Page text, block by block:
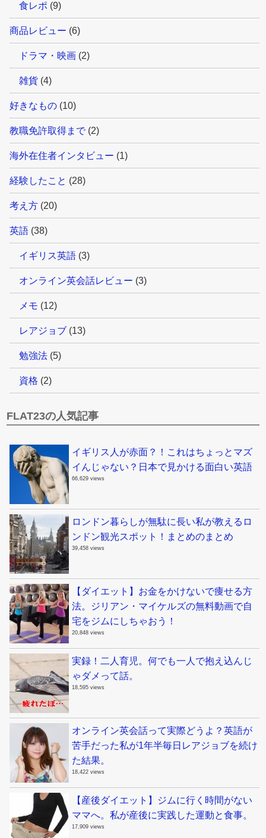
食レポ (9)
商品レビュー (6)
ドラマ・映画 (2)
雑貨 (4)
好きなもの (10)
教職免許取得まで(2)
海外在住者インタビュー (1)
経験したこと (28)
考え方 (20)
英語 (38)
イギリス英語 (3)
オンライン英会話レビュー (3)
メモ (12)
レアジョブ (13)
勉強法 (5)
資格 (2)
FLAT23の人気記事
イギリス人が赤面？！これはちょっとマズ
イんじゃない？日本で見かける面白い英語
66,629 views
ロンドン暮らしが無駄に長い私が教えるロ
ンドン観光スポット！まとめのまとめ
39,458 views
【ダイエット】お金をかけないで痩せる方
法。ジリアン・マイケルズの無料動画で自
宅をジムにしちゃおう！
20,848 views
実録！二人育児。何でも一人で抱え込んじ
ゃダメって話。
18,595 views
オンライン英会話って実際どうよ？英語が
苦手だった私が1年半毎日レアジョブを続け
た結果。
18,422 views
【産後ダイエット】ジムに行く時間がない
ママへ。私が産後に実践した運動と食事。
17,909 views